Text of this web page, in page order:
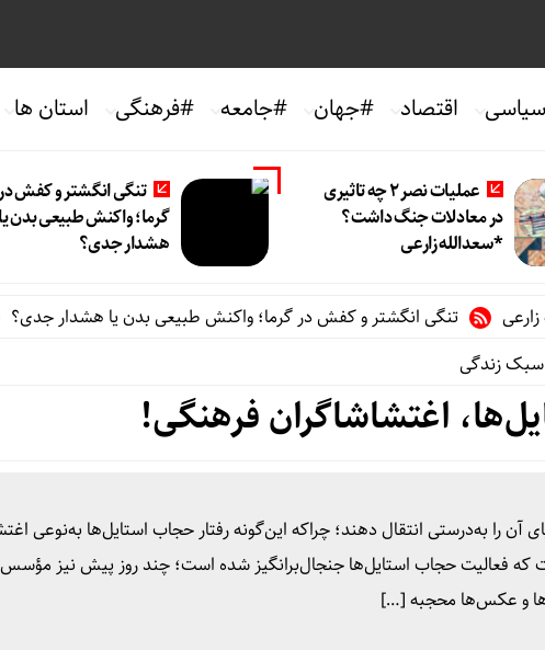
اقتصاد #جهان #جامعه #فرهنگی استان ها
عملیات نصر ۲ چه تاثیری
در معادلات جنگ داشت؟
*سعدالله زارعی
تنگی انگشتر و کفش
گرما؛ واکنش طبیعی بدن یا
هشدار جدی؟
تنگی انگشتر و کفش در گرما؛ واکنش طبیعی بدن یا هشدار جدی؟
سبک زندگی
اغتشاشاگران فرهنگی!
آن را به‌درستی انتقال دهند؛ چراکه این‌گونه رفتار حجاب استایل‌ها به‌نوعی
که فعالیت حجاب استایل‌ها جنجال‌برانگیز شده است؛ چند روز پیش نیز
و عکس‌ها محجبه […]